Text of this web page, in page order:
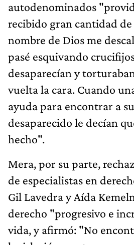
autodenominados
recibido gran cantidad de
nombre de Dios me
pasé esquivando
desaparecían y
vuelta la cara. Cuando
ayuda para encontrar a
desaparecido le decían
hecho".
Mera, por su parte,
de especialistas en
Gil Lavedra y Aída
derecho "progresivo e
vida, y afirmó: "No